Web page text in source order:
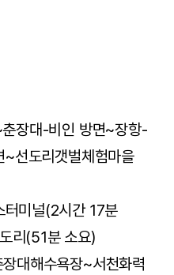
장대-비인 방면~장항-
선도리갯벌체험마을
터미널(2시간 17분
리(51분 소요)
대해수욕장~서천화력